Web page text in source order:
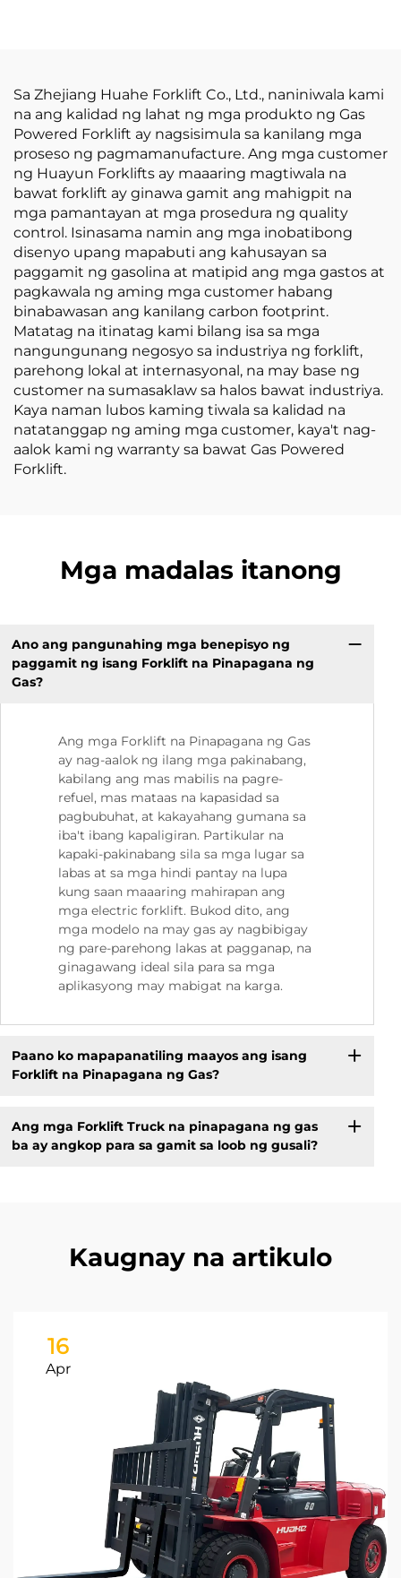
Sa Zhejiang Huahe Forklift Co., Ltd., naniniwala kami
na ang kalidad ng lahat ng mga produkto ng Gas
Powered Forklift ay nagsisimula sa kanilang mga
proseso ng pagmamanufacture. Ang mga customer
ng Huayun Forklifts ay maaaring magtiwala na
bawat forklift ay ginawa gamit ang mahigpit na
mga pamantayan at mga prosedura ng quality
control. Isinasama namin ang mga inobatibong
disenyo upang mapabuti ang kahusayan sa
paggamit ng gasolina at matipid ang mga gastos at
pagkawala ng aming mga customer habang
binabawasan ang kanilang carbon footprint.
Matatag na itinatag kami bilang isa sa mga
nangungunang negosyo sa industriya ng forklift,
parehong lokal at internasyonal, na may base ng
customer na sumasaklaw sa halos bawat industriya.
Kaya naman lubos kaming tiwala sa kalidad na
natatanggap ng aming mga customer, kaya't nag-
aalok kami ng warranty sa bawat Gas Powered
Forklift.
Mga madalas itanong
Ano ang pangunahing mga benepisyo ng
paggamit ng isang Forklift na Pinapagana ng
Gas?
Ang mga Forklift na Pinapagana ng Gas
ay nag-aalok ng ilang mga pakinabang,
kabilang ang mas mabilis na pagre-
refuel, mas mataas na kapasidad sa
pagbubuhat, at kakayahang gumana sa
iba't ibang kapaligiran. Partikular na
kapaki-pakinabang sila sa mga lugar sa
labas at sa mga hindi pantay na lupa
kung saan maaaring mahirapan ang
mga electric forklift. Bukod dito, ang
mga modelo na may gas ay nagbibigay
ng pare-parehong lakas at pagganap, na
ginagawang ideal sila para sa mga
aplikasyong may mabigat na karga.
Paano ko mapapanatiling maayos ang isang
Forklift na Pinapagana ng Gas?
Ang mga Forklift Truck na pinapagana ng gas
ba ay angkop para sa gamit sa loob ng gusali?
Kaugnay na artikulo
16
Apr